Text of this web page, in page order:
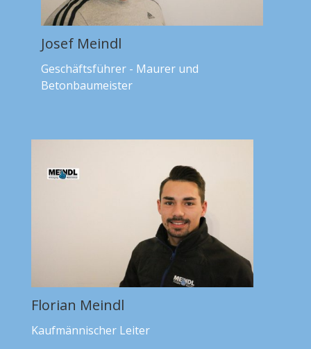
Josef Meindl
Geschäftsführer - Maurer und
Betonbaumeister
Florian Meindl
Kaufmännischer Leiter